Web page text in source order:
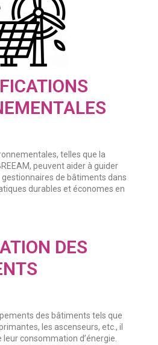
telles que la
peuvent aider à guider
gestionnaires de bâtiments dans
durables et économes en
DES
des bâtiments tels que
les ascenseurs, etc., il
consommation d’énergie.